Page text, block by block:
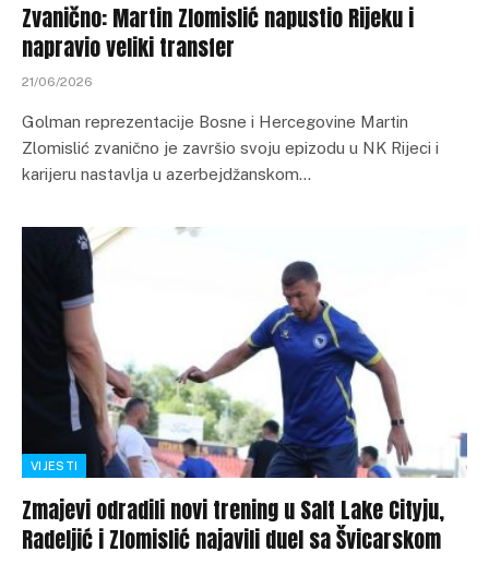
Zvanično: Martin Zlomislić napustio Rijeku i
napravio veliki transfer
21/06/2026
Golman reprezentacije Bosne i Hercegovine Martin
Zlomislić zvanično je završio svoju epizodu u NK Rijeci i
karijeru nastavlja u azerbejdžanskom…
VIJESTI
Zmajevi odradili novi trening u Salt Lake Cityju,
Radeljić i Zlomislić najavili duel sa Švicarskom